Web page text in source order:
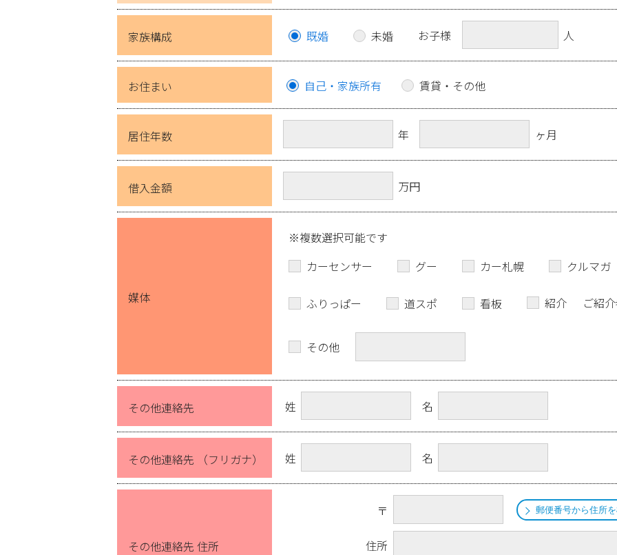
家族構成 既婚 未婚 お子様 人
お住まい 自己・家族所有 賃貸・その他
居住年数 年 ヶ月
借入金額 万円
媒体
※複数選択可能です
カーセンサー
グー カー札幌 クルマガ
ふりっぱー 道スポ 看板 紹介 ご紹
その他
その他連絡先 姓 名
その他連絡先 （フリガナ） 姓 名
その他連絡先 住所
〒 郵便番号から住所
住所